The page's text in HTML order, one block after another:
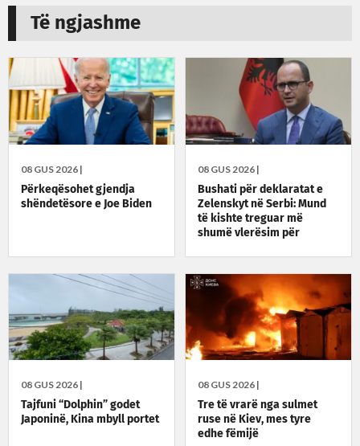
Të ngjashme
08 GUS 2026 |
Përkeqësohet gjendja
shëndetësore e Joe Biden
08 GUS 2026 |
Bushati për deklaratat e
Zelenskyt në Serbi: Mund
të kishte treguar më
shumë vlerësim për
08 GUS 2026 |
Tajfuni “Dolphin” godet
Japoninë, Kina mbyll portet
08 GUS 2026 |
Tre të vrarë nga sulmet
ruse në Kiev, mes tyre
edhe fëmijë